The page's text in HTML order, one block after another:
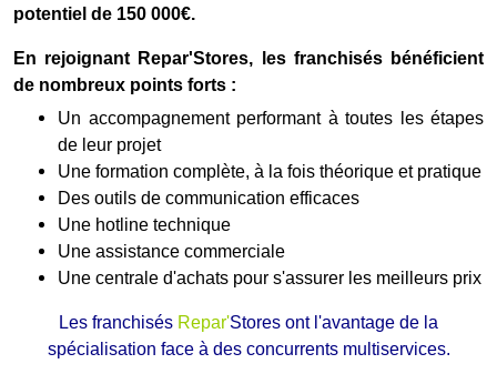
potentiel de 150 000€.
En rejoignant Repar'Stores, les franchisés bénéficient
de nombreux points forts :
Un accompagnement performant à toutes les étapes
de leur projet
Une formation complète, à la fois théorique et pratique
Des outils de communication efficaces
Une hotline technique
Une assistance commerciale
Une centrale d'achats pour s'assurer les meilleurs prix
Les franchisés Repar'Stores ont l'avantage de la
spécialisation face à des concurrents multiservices.